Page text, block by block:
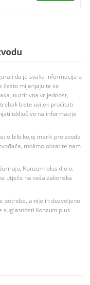
da je svaka informacija o
često mijenjaju te se
nutritivna vrijednost,
biste uvijek pročitati
isključivo na informacije
o bilo kojoj marki proizvoda
molimo obratite nam
Konzum plus d.o.o.
utječe na vaša zakonska
potrebe, a nije ih dozvoljeno
Konzum plus